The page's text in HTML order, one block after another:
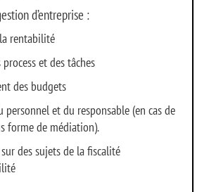
d’entreprise :
rentabilité
et des tâches
des budgets
personnel et du responsable (en cas de
forme de médiation).
des sujets de la fiscalité